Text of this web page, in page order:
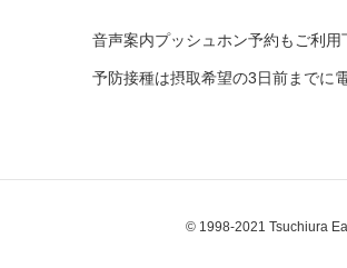
音声案内プッシュホン予約もご利用
予防接種は摂取希望の3日前までに
© 1998-2021 Tsuchiura